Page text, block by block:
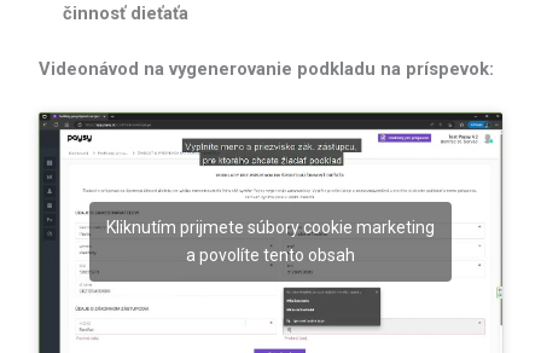
činnosť dieťaťa
Videonávod na vygenerovanie podkladu na príspevok:
Kliknutím prijmete súbory cookie marketing
a povolíte tento obsah